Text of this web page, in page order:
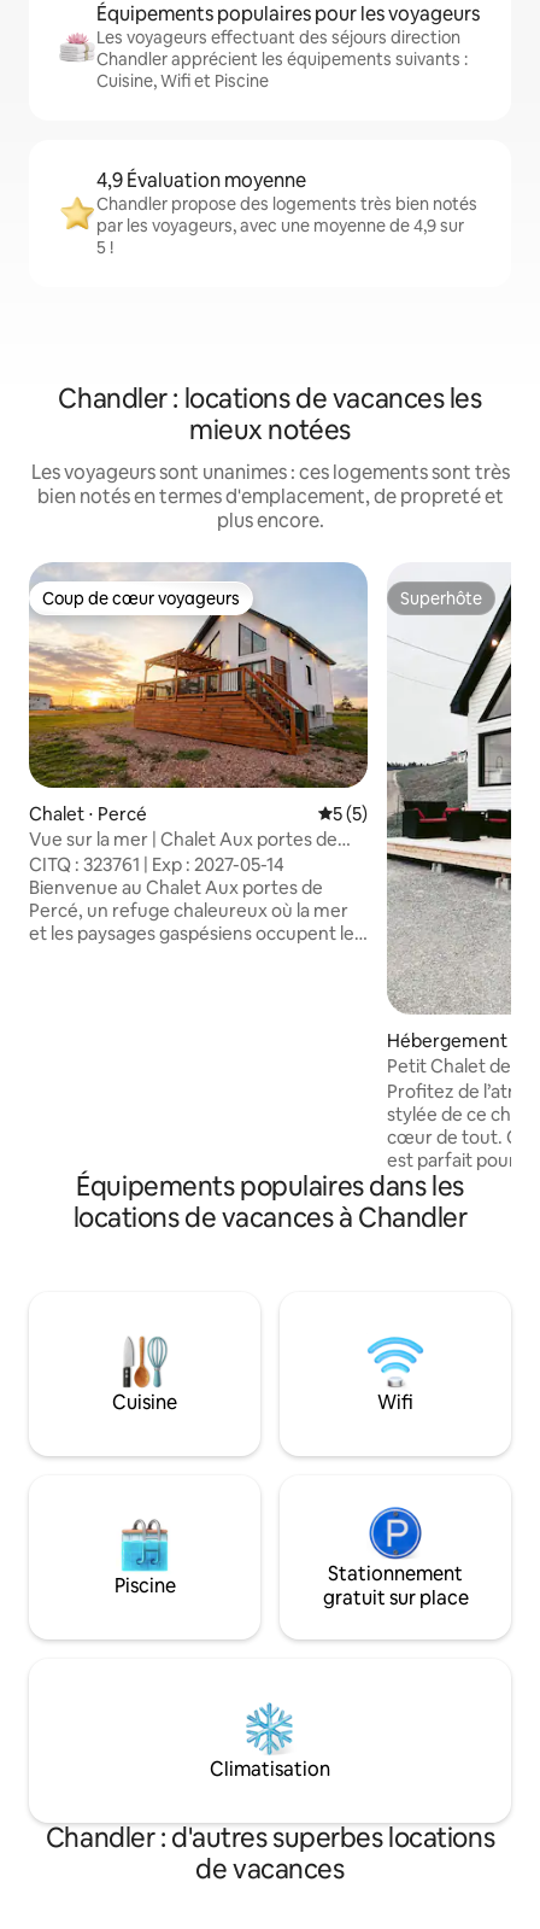
Équipements populaires pour les voyageurs
Les voyageurs effectuant des séjours direction
Chandler apprécient les équipements suivants :
Cuisine, Wifi et Piscine
4,9 Évaluation moyenne
Chandler propose des logements très bien notés
par les voyageurs, avec une moyenne de 4,9 sur
5 !
Chandler : locations de vacances les
mieux notées
Les voyageurs sont unanimes : ces logements sont très
bien notés en termes d'emplacement, de propreté et
plus encore.
Coup de cœur voyageurs
Coup de cœur voyageurs
Chalet ⋅ Percé Évaluation moyenne sur
5 (5)
Vue sur la mer | Chalet Aux portes de
Percé
CITQ : 323761 | Exp : 2027-05-14
Bienvenue au Chalet Aux portes de
Percé, un refuge chaleureux où la mer
et les paysages gaspésiens occupent le
Superhôte
Superhôte
Hébergement ⋅
Petit Chalet de
Profitez de
stylée de ce
cœur de tout. Ce
est parfait pour
un espace ouvert
Vous serez
spectaculaire sur
ambiance
pour des feux de
soirées
Équipements populaires dans les
locations de vacances à Chandler
Cuisine Wifi
Piscine
Stationnement
gratuit sur place
Climatisation
Chandler : d'autres superbes locations
de vacances